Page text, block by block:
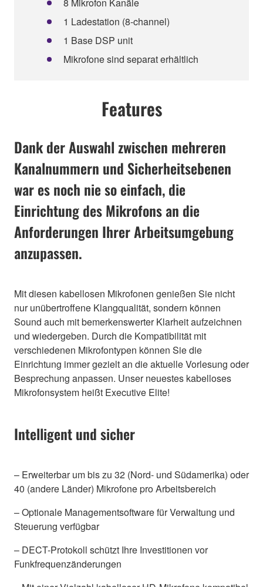
1 Ladestation (8-channel)
1 Base DSP unit
Mikrofone sind separat erhältlich
Features
Dank der Auswahl zwischen mehreren
Kanalnummern und Sicherheitsebenen
war es noch nie so einfach, die
Einrichtung des Mikrofons an die
Anforderungen Ihrer Arbeitsumgebung
anzupassen.
Mit diesen kabellosen Mikrofonen genießen Sie nicht
nur unübertroffene Klangqualität, sondern können
Sound auch mit bemerkenswerter Klarheit aufzeichnen
und wiedergeben. Durch die Kompatibilität mit
verschiedenen Mikrofontypen können Sie die
Einrichtung immer gezielt an die aktuelle Vorlesung oder
Besprechung anpassen. Unser neuestes kabelloses
Mikrofonsystem heißt Executive Elite!
Intelligent und sicher
– Erweiterbar um bis zu 32 (Nord- und Südamerika) oder
40 (andere Länder) Mikrofone pro Arbeitsbereich
– Optionale Managementsoftware für Verwaltung und
Steuerung verfügbar
– DECT-Protokoll schützt Ihre Investitionen vor
Funkfrequenzänderungen